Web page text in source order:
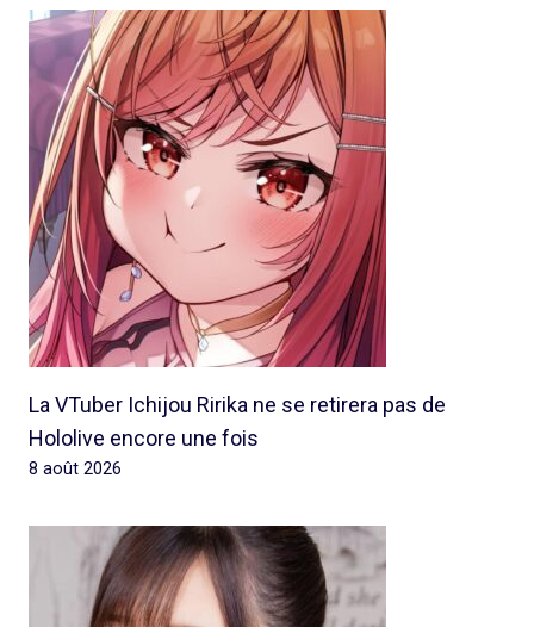
La VTuber Ichijou Ririka ne se retirera pas de
Hololive encore une fois
8 août 2026